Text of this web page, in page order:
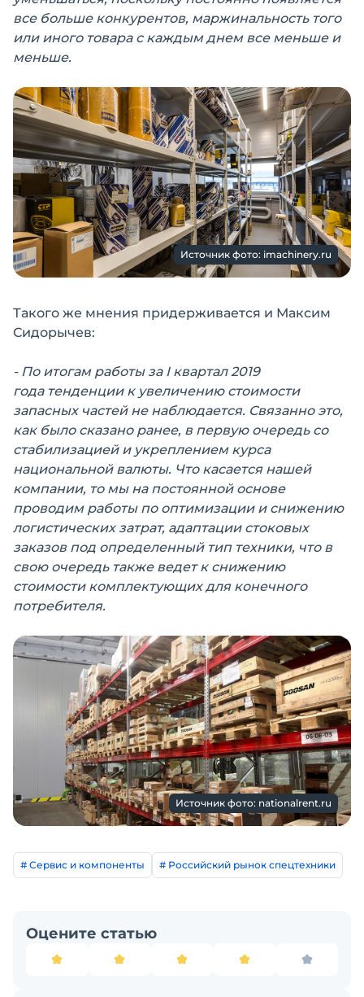
все больше конкурентов, маржинальность того
или иного товара с каждым днем все меньше и
меньше.
Источник фото: imachinery.ru
Такого же мнения придерживается и Максим
Сидорычев:
- По итогам работы за I квартал 2019
года тенденции к увеличению стоимости
запасных частей не наблюдается. Связанно это,
как было сказано ранее, в первую очередь со
стабилизацией и укреплением курса
национальной валюты. Что касается нашей
компании, то мы на постоянной основе
проводим работы по оптимизации и снижению
логистических затрат, адаптации стоковых
заказов под определенный тип техники, что в
свою очередь также ведет к снижению
стоимости комплектующих для конечного
потребителя.
Источник фото: nationalrent.ru
# Сервис и компоненты # Российский рынок спецтехники
Оцените статью